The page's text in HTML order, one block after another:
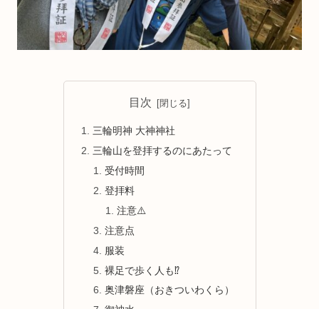
目次
三輪明神 大神神社
三輪山を登拝するのにあたって
受付時間
登拝料
注意⚠️
注意点
服装
裸足で歩く人も⁉︎
奥津磐座（おきついわくら）